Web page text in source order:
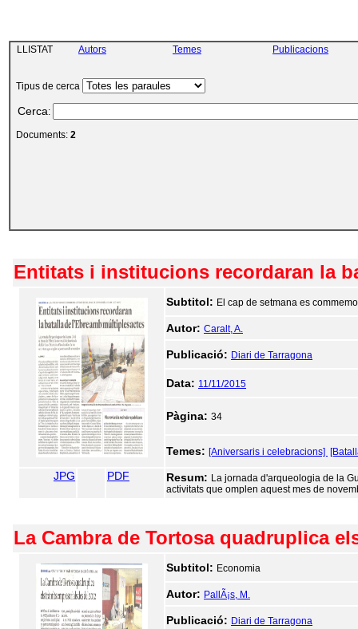
LLISTAT Autors Temes Publicacions
Tipus de cerca
Cerca:
Documents: 2
Entitats i institucions recordaran la
Subtitol: El cap de setmana es
Autor: Caralt, A.
Publicació: Diari de Tarragona
Data: 11/11/2015
Pàgina: 34
Temes: [Aniversaris i celebracions]
JPG PDF Resum: La jornada d'arqueologia de la
activitats que omplen aquest mes de
La Cambra de Tortosa quadruplica
Subtitol: Economia
Autor: PallÃ¡s, M.
Publicació: Diari de Tarragona